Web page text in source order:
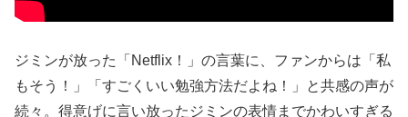
ジミンが放った「Netflix！」の言葉に、ファンからは「私
もそう！」「すごくいい勉強方法だよね！」と共感の声が
続々。得意げに言い放ったジミンの表情までかわいすぎる